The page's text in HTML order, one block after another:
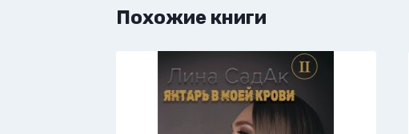
Похожие книги